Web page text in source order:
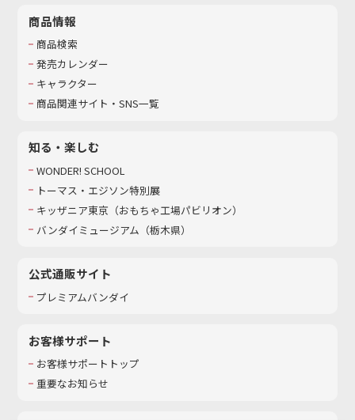
商品情報
商品検索
発売カレンダー
キャラクター
商品関連サイト・SNS一覧
知る・楽しむ
WONDER! SCHOOL
トーマス・エジソン特別展
キッザニア東京（おもちゃ工場パビリオン）​
バンダイミュージアム（栃木県）
公式通販サイト
プレミアムバンダイ
お客様サポート
お客様サポートトップ
重要なお知らせ